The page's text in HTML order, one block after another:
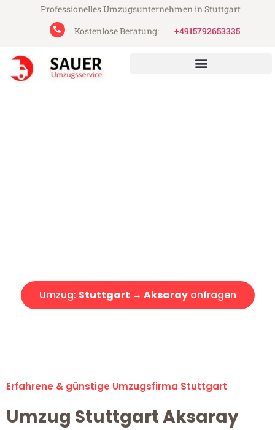
Professionelles Umzugsunternehmen in Stuttgart
Kostenlose Beratung:
+4915792653335
Umzug: Stuttgart → Aksarayanfragen
Erfahrene & günstige Umzugsfirma Stuttgart
Umzug Stuttgart Aksaray